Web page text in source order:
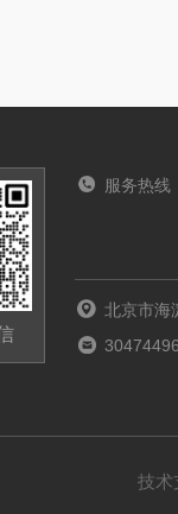
服务热线
北京市海
技术